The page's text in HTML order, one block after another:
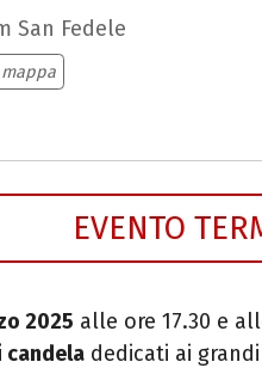
San Fedele
EVENTO
2025 alle ore 17.30 e
candela dedicati ai